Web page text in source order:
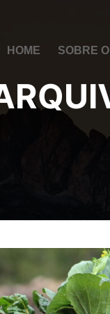
HOME SOBRE